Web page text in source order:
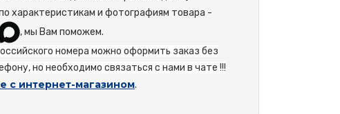
характеристикам и фотографиям товара -
, мы Вам поможем.
номера можно оформить заказ без
но необходимо связаться с нами в чате !!!
с интернет-магазином.